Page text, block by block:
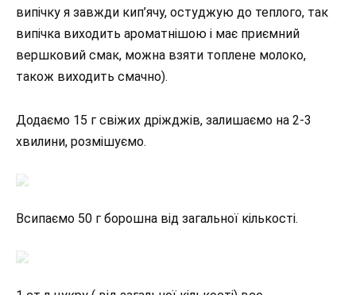
випічку я завжди кип’ячу, остуджую до теплого, так
випічка виходить ароматнішою і має приємний
вершковий смак, можна взяти топлене молоко,
також виходить смачно).
Додаємо 15 г свіжих дріжджів, залишаємо на 2-3
хвилини, розмішуємо.
Всипаємо 50 г борошна від загальної кількості.